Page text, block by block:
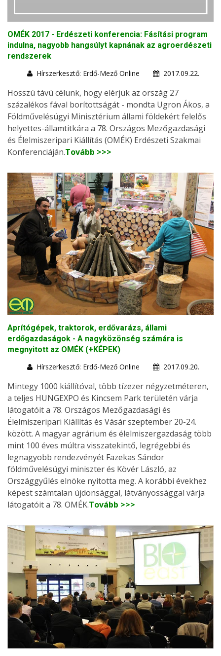
OMÉK 2017 - Erdészeti konferencia: Fásítási program
indulna, nagyobb hangsúlyt kapnának az agroerdészeti
rendszerek
Hírszerkesztő: Erdő-Mező Online
2017.09.22.
Hosszú távú célunk, hogy elérjük az ország 27
százalékos fával borítottságát - mondta Ugron Ákos, a
Földművelésügyi Minisztérium állami földekért felelős
helyettes-államtitkára a 78. Országos Mezőgazdasági
és Élelmiszeripari Kiállítás (OMÉK) Erdészeti Szakmai
Konferenciáján.Tovább >>>
Aprítógépek, traktorok, erdővarázs, állami
erdőgazdaságok - A nagyközönség számára is
megnyitott az OMÉK (+KÉPEK)
Hírszerkesztő: Erdő-Mező Online
2017.09.20.
Mintegy 1000 kiállítóval, több tízezer négyzetméteren,
a teljes HUNGEXPO és Kincsem Park területén várja
látogatóit a 78. Országos Mezőgazdasági és
Élelmiszeripari Kiállítás és Vásár szeptember 20-24.
között. A magyar agrárium és élelmiszergazdaság több
mint 100 éves múltra visszatekintő, legrégebbi és
legnagyobb rendezvényét Fazekas Sándor
földművelésügyi miniszter és Kövér László, az
Országgyűlés elnöke nyitotta meg. A korábbi évekhez
képest számtalan újdonsággal, látványossággal várja
látogatóit a 78. OMÉK.Tovább >>>